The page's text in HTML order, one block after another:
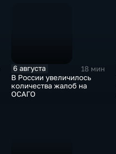
6 августа
18 мин
В России увеличилось
количества жалоб на
ОСАГО